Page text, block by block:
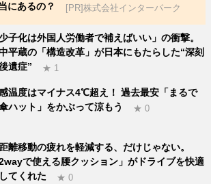
にあるの？
[PR]株式会社インターパーク
少子化は外国人労働者で補えばいい」の衝撃。
平蔵の「構造改革」が日本にもたらした“深刻
遺症”
★ 1
温度はマイナス4℃超え！ 過去最安「まるで
ハット」をかぶって涼もう
★ 0
離移動の疲れを軽減する、だけじゃない。
2wayで使える腰クッション」がドライブを快適
てくれた
★ 0